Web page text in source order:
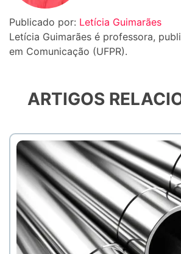
Publicado por: Letícia Guimarães
Letícia Guimarães é professora,
em Comunicação (UFPR).
ARTIGOS